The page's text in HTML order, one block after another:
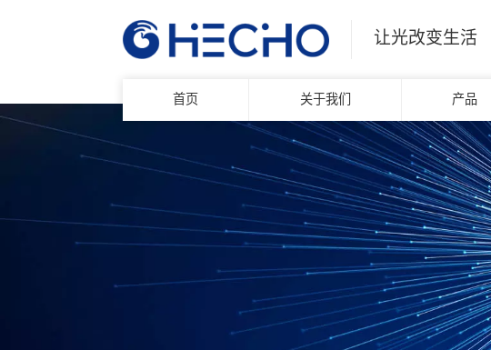
让光改变生活
首页 关于我们 产品